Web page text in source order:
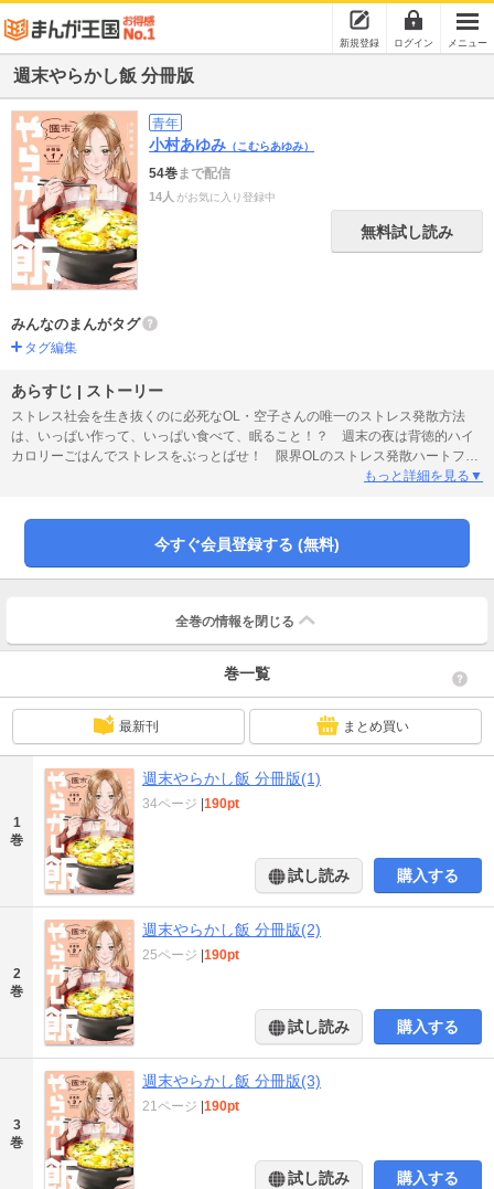
新規登録 ログイン メニュー
週末やらかし飯 分冊版
青年
小村あゆみ （こむらあゆみ）
54巻まで配信
14人 がお気に入り登録中
無料試し読み
みんなのまんがタグ
タグ編集
あらすじ | ストーリー
ストレス社会を生き抜くのに必死なOL・空子さんの唯一のストレス発散方法
は、いっぱい作って、いっぱい食べて、眠ること！？ 週末の夜は背徳的ハイ
カロリーごはんでストレスをぶっとばせ！ 限界OLのストレス発散ハートフル
もっと詳細を見る▼
今すぐ会員登録する (無料)
全巻の情報を 閉じる
巻一覧
最新刊 まとめ買い
1
巻
週末やらかし飯 分冊版(1)
34ページ |190pt
試し読み 購入する
2
巻
週末やらかし飯 分冊版(2)
25ページ |190pt
試し読み 購入する
3
巻
週末やらかし飯 分冊版(3)
21ページ |190pt
試し読み 購入する